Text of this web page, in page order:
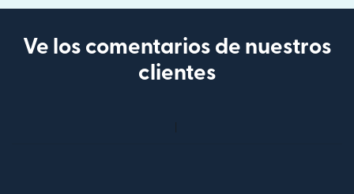
Ve los comentarios de nuestros
clientes